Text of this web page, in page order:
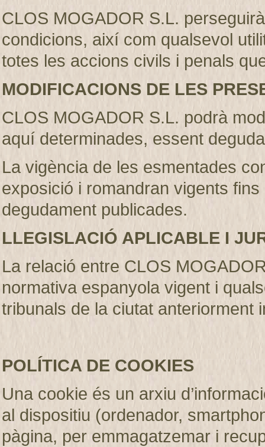
CLOS MOGADOR S.L.
condicions, així com qualsevol
totes les accions civils i penals
MODIFICACIONS DE LES
CLOS MOGADOR S.L. podrà
aquí determinades, essent
La vigència de les esmentades
exposició i romandran vigents
degudament publicades.
LLEGISLACIÓ APLICABLE I
La relació entre CLOS
normativa espanyola vigent i
tribunals de la ciutat anteriorment
POLÍTICA DE COOKIES
Una cookie és un arxiu
al dispositiu (ordenador,
pàgina, per emmagatzemar i